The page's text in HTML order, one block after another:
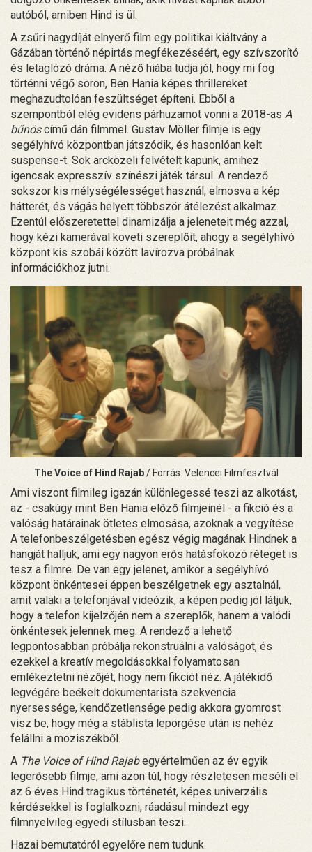
autóból, amiben Hind is ül.
A zsűri nagydíját elnyerő film egy politikai kiáltvány a
Gázában történő népirtás megfékezéséért, egy szívszorító
és letaglózó dráma. A néző hiába tudja jól, hogy mi fog
történni végő soron, Ben Hania képes thrillereket
meghazudtolóan feszültséget építeni. Ebből a
szempontból elég evidens párhuzamot vonni a 2018-as A
bűnöscímű dán filmmel. Gustav Möller filmje is egy
segélyhívó központban játszódik, és hasonlóan kelt
suspense-t. Sok arcközeli felvételt kapunk, amihez
igencsak expresszív színészi játék társul. A rendező
sokszor kis mélységélességet használ, elmosva a kép
hátterét, és vágás helyett többször átélezést alkalmaz.
Ezentúl előszeretettel dinamizálja a jeleneteit még azzal,
hogy kézi kamerával követi szereplőit, ahogy a segélyhívó
központ kis szobái között lavírozva próbálnak
információkhoz jutni.
The Voice of Hind Rajab/ Forrás: Velencei Filmfesztvál
Ami viszont filmileg igazán különlegessé teszi az alkotást,
az - csakúgy mint Ben Hania előző filmjeinél - a fikció és a
valóság határainak ötletes elmosása, azoknak a vegyítése.
A telefonbeszélgetésben egész végig magának Hindnek a
hangját halljuk, ami egy nagyon erős hatásfokozó réteget is
tesz a filmre. De van egy jelenet, amikor a segélyhívó
központ önkéntesei éppen beszélgetnek egy asztalnál,
amit valaki a telefonjával videózik, a képen pedig jól látjuk,
hogy a telefon kijelzőjén nem a szereplők, hanem a valódi
önkéntesek jelennek meg. A rendező a lehető
legpontosabban próbálja rekonstruálni a valóságot, és
ezekkel a kreatív megoldásokkal folyamatosan
emlékeztetni nézőjét, hogy nem fikciót néz. A játékidő
legvégére beékelt dokumentarista szekvencia
nyersessége, kendőzetlensége pedig akkora gyomrost
visz be, hogy még a stáblista lepörgése után is nehéz
felállni a moziszékből.
A The Voice of Hind Rajabegyértelműen az év egyik
legerősebb filmje, ami azon túl, hogy részletesen meséli el
az 6 éves Hind tragikus történetét, képes univerzális
kérdésekkel is foglalkozni, ráadásul mindezt egy
filmnyelvileg egyedi stílusban teszi.
Hazai bemutatóról egyelőre nem tudunk.